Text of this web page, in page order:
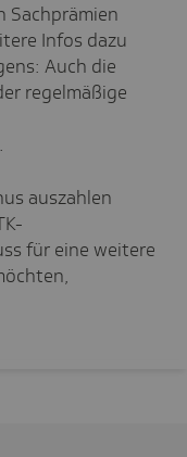
Sachprämien
Infos dazu
Auch die
regelmäßige
auszahlen
für eine weitere